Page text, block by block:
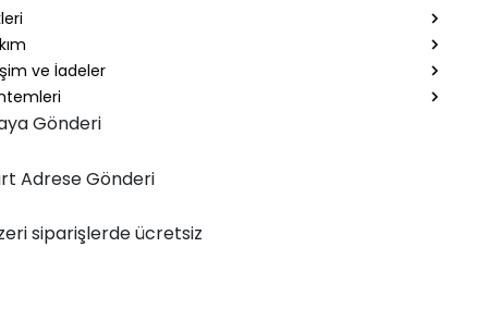
ve İadeler
Gönderi
Adrese Gönderi
siparişlerde ücretsiz